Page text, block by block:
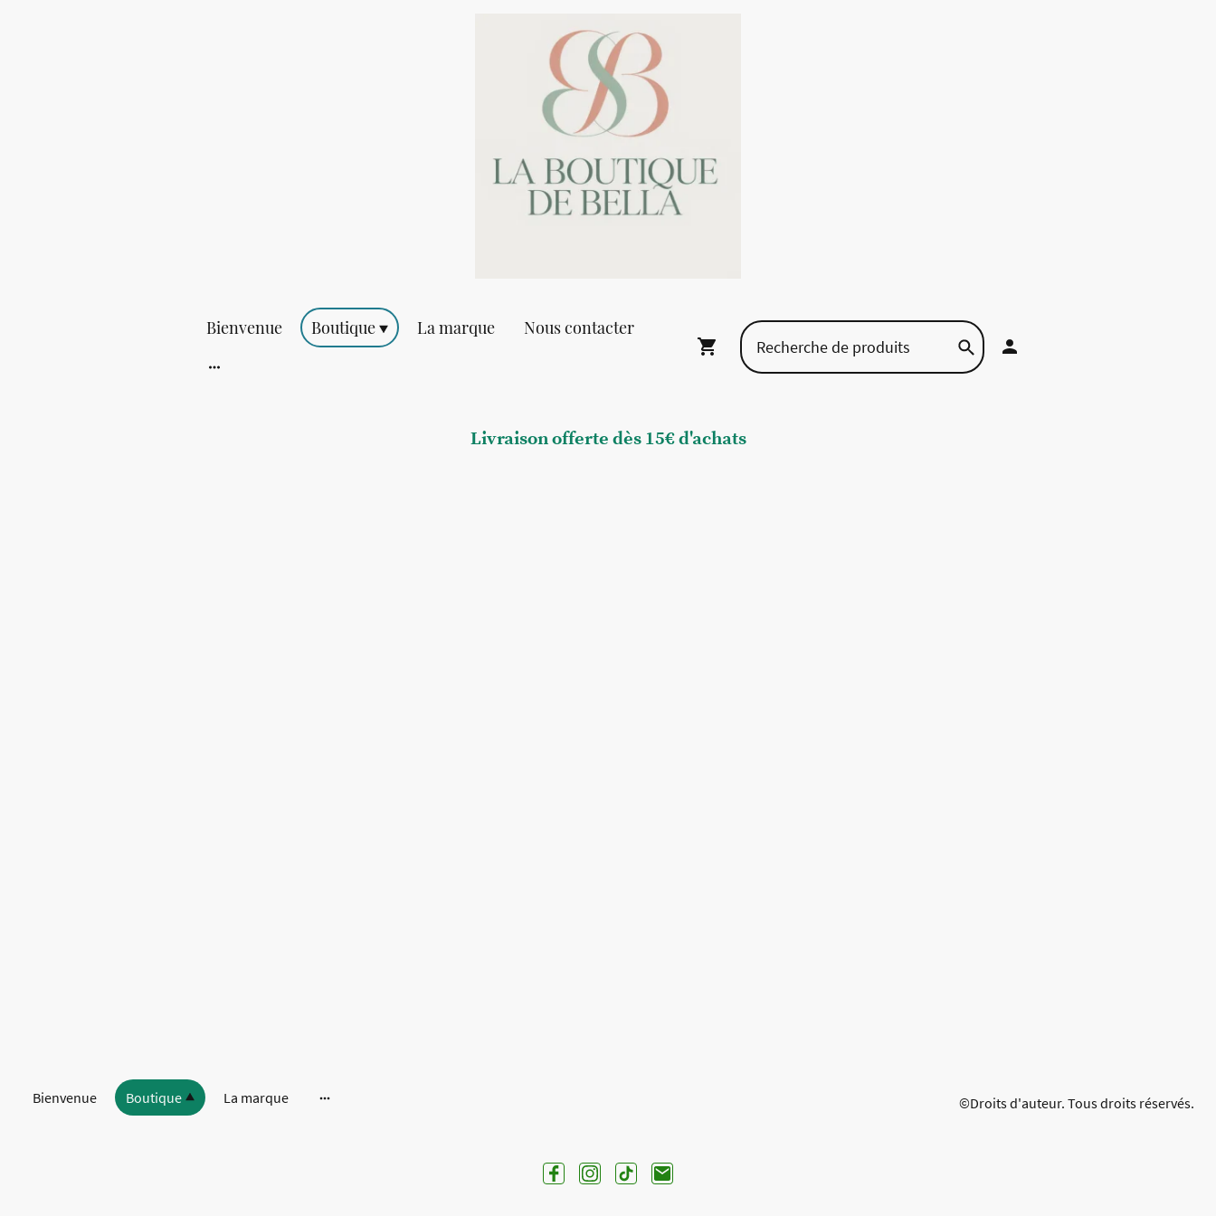
Bienvenue Boutique La marque Nous contacter
Livraison offerte dès 15€ d'achats
Bienvenue Boutique La marque ©Droits d'auteur. Tous droits réservés.